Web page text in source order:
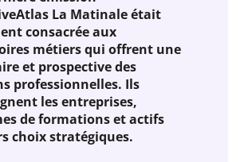
La Matinaleétait
consacrée aux
métiers qui offrent une
et prospective des
professionnelles. Ils
les entreprises,
de formations et actifs
choix stratégiques.